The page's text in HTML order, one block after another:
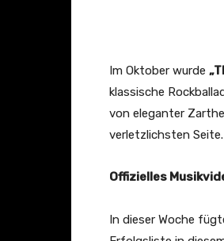
g
e
n
Im Oktober wurde
klassische
von eleganter
verletzlichsten Seite.
Offizielles
In dieser Woche